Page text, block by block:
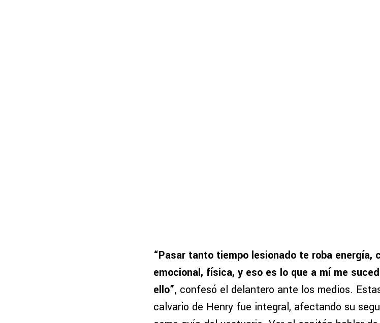
“Pasar tanto tiempo lesionado te roba energía,
emocional, física, y eso es lo que a mí me
ello”, confesó el delantero ante los medios.
calvario de Henry fue integral, afectando su